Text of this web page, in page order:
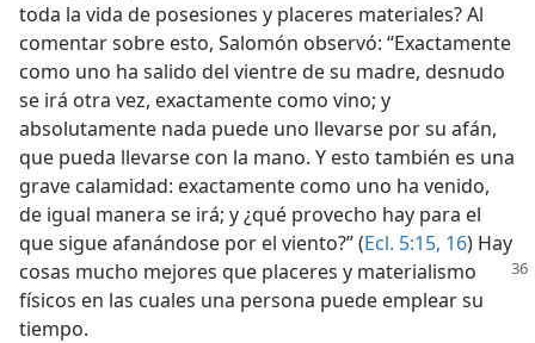
toda la vida de posesiones y placeres materiales? Al
comentar sobre esto, Salomón observó: “Exactamente
como uno ha salido del vientre de su madre, desnudo
se irá otra vez, exactamente como vino; y
absolutamente nada puede uno llevarse por su afán,
que pueda llevarse con la mano. Y esto también es una
grave calamidad: exactamente como uno ha venido,
de igual manera se irá; y ¿qué provecho hay para el
que sigue afanándose por el viento?” (Ecl. 5:15, 16) Hay
cosas mucho mejores que placeres y materialismo
físicos en las cuales una persona puede emplear su
tiempo.